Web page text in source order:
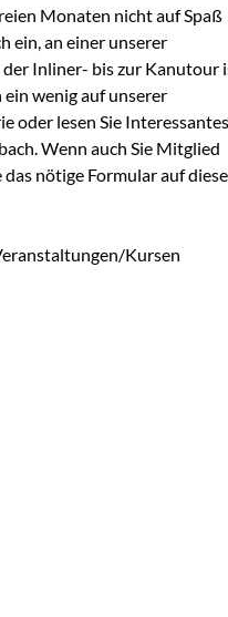
Monaten nicht auf Spaß
ein, an einer unserer
Inliner- bis zur Kanutour
ein wenig auf unserer
oder lesen Sie Interessantes
Wenn auch Sie Mitglied
nötige Formular auf
Kursen